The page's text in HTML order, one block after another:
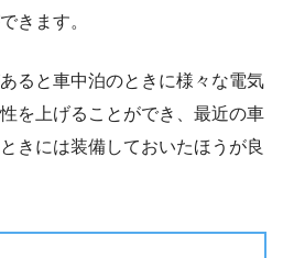
きます。
ると車中泊のときに様々な電気
を上げることができ、最近の車
きには装備しておいたほうが良